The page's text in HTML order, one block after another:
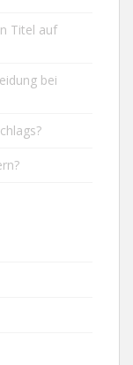
Titel auf
bei